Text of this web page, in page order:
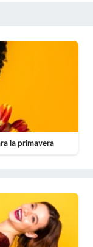
la primavera